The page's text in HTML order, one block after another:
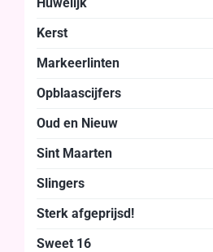
Kerst
Markeerlinten
Opblaascijfers
Oud en Nieuw
Sint Maarten
Slingers
Sterk afgeprijsd!
Sweet 16